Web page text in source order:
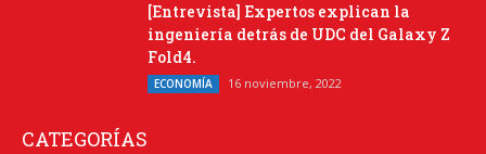
[Entrevista] Expertos explican la
ingeniería detrás de UDC del Galaxy Z
Fold4.
ECONOMÍA 16 noviembre, 2022
CATEGORÍAS